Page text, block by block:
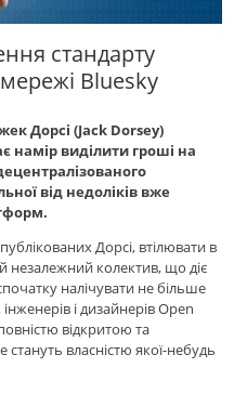
стандарту
Bluesky
Дорсі (Jack Dorsey)
намір виділити гроші на
від недоліків вже
Дорсі, втілювати в
незалежний колектив, що діє
налічувати не більше
і дизайнерів Open
відкритою та
стануть власністю якої-небудь